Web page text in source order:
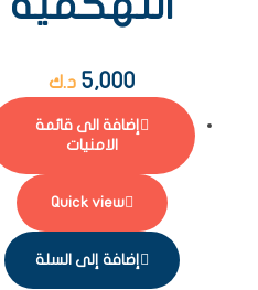
5,000 د.ك
إضافة الى قائمة
الامنيات
Quick view
إضافة إلى السلة